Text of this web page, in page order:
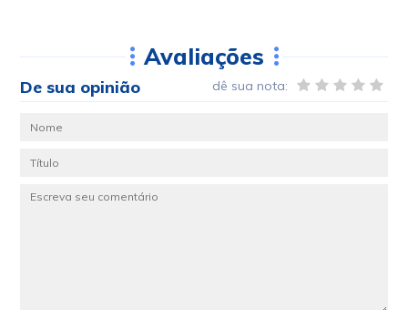
Avaliações
De sua opinião dê sua nota: